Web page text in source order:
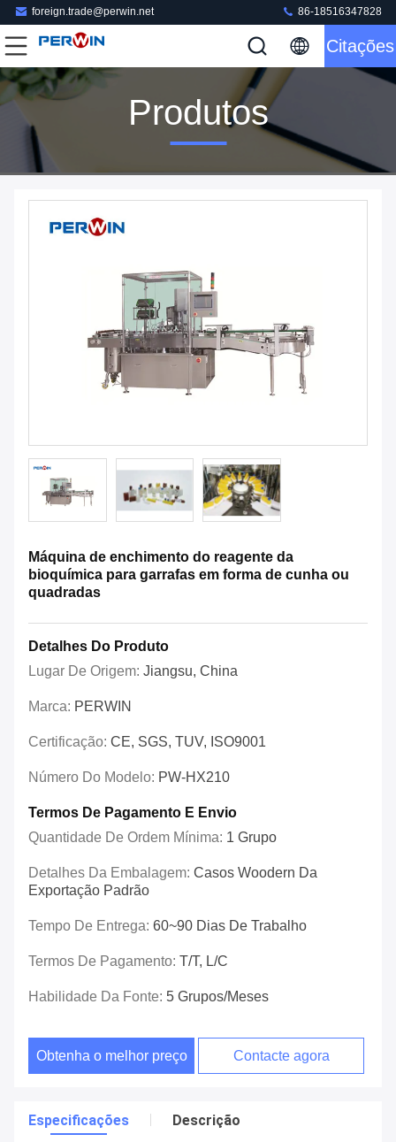
foreign.trade@perwin.net 86-18516347828
Citações
Produtos
Máquina de enchimento do reagente da
bioquímica para garrafas em forma de cunha ou
quadradas
Detalhes Do Produto
Lugar De Origem: Jiangsu, China
Marca: PERWIN
Certificação: CE, SGS, TUV, ISO9001
Número Do Modelo: PW-HX210
Termos De Pagamento E Envio
Quantidade De Ordem Mínima: 1 Grupo
Detalhes Da Embalagem: Casos Woodern Da
Exportação Padrão
Tempo De Entrega: 60~90 Dias De Trabalho
Termos De Pagamento: T/T, L/C
Habilidade Da Fonte: 5 Grupos/meses
Obtenha o melhor preço Contacte agora
Especificações Descrição